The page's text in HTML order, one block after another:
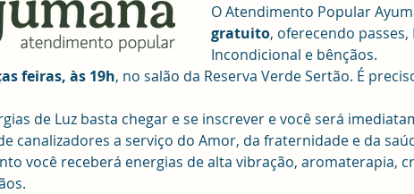
O Atendimento Popular
gratuito, oferecendo
Incondicional e bênçãos.
feiras, às 19h, no salão da Reserva Verde Sertão. É
de Luz basta chegar e se inscrever e você será
canalizadores a serviço do Amor, da fraternidade e da
você receberá energias de alta vibração, aromaterapia,